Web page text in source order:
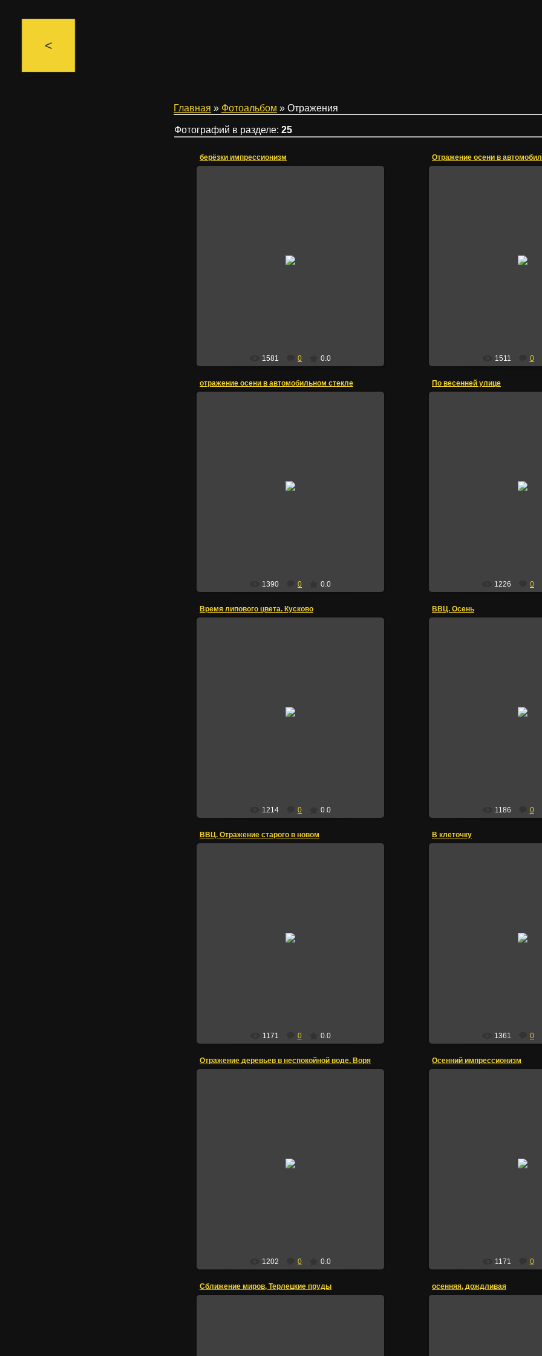
<
Главная » Фотоальбом » Отражения
Фотографий в разделе: 25
берёзки импрессионизм
Терлецкие пруды
1581 0 0.0
Отражение осени в
1511 0
отражение осени в автомобильном стекле
снято телефоном
1390 0 0.0
По весенней улице
13 Парковая
1226 0
Время липового цвета. Кусково
Кусково, Грот
1214 0 0.0
ВВЦ. Осень
ВДНХ
1186 0
ВВЦ. Отражение старого в новом
ВДНХ
1171 0 0.0
В клеточку
ТЦ "Весна"
1361 0
Отражение деревьев в неспокойной воде. Воря
Авдотьино, Воря
1202 0 0.0
Осенний импрессионизм
Первомайская
1171 0
Сближение миров, Терлецкие пруды осенняя, дождливая